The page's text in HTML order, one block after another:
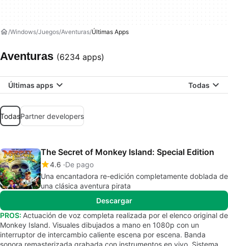
Windows Juegos Aventuras Últimas Apps
Aventuras (6234 apps)
Últimas apps Todas
TodasPartner developers
The Secret of Monkey Island: Special Edition
4.6 De pago
Una encantadora re-edición completamente doblada de
una clásica aventura pirata
Descargar
PROS: Actuación de voz completa realizada por el elenco original de
Monkey Island. Visuales dibujados a mano en 1080p con un
interruptor de intercambio caliente escena por escena. Banda
sonora remasterizada grabada con instrumentos en vivo. Sistema